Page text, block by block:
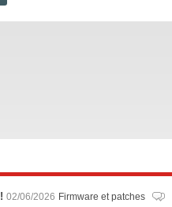
02/06/2026 Firmware et patches